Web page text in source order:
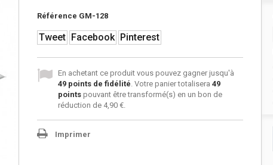
Référence GM-128
Tweet Facebook Pinterest
En achetant ce produit vous pouvez gagner jusqu'à
49points de fidélité. Votre panier totalisera 49
pointspouvant être transformé(s) en un bon de
réduction de 4,90 €.
Imprimer